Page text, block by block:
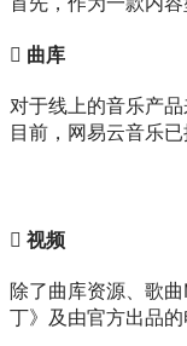
 曲库
对于线上的音乐产
目前，网易云音乐
 视频
除了曲库资源、歌
丁》及由官方出品